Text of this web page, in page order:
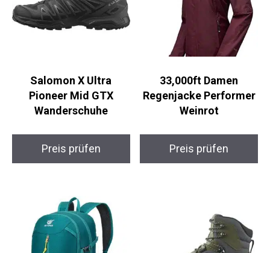
Salomon X Ultra
Pioneer Mid GTX
Wanderschuhe
Preis prüfen
33,000ft Damen
Regenjacke Performer
Weinrot
Preis prüfen